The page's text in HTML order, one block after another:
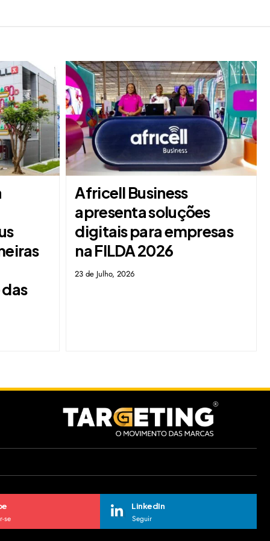
Africell Business
apresenta soluções
digitais para empresas
na FILDA 2026
23 de Julho, 2026
se
LinkedIn
Seguir